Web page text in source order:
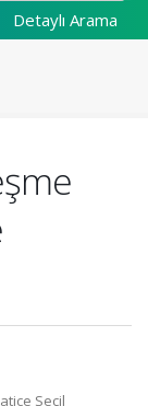
Detaylı Arama
Seçil